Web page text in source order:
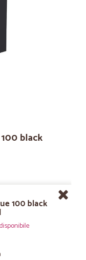
black
100 black